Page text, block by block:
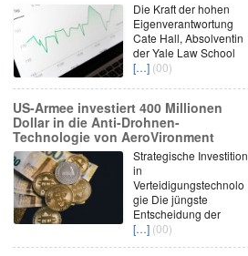
Die Kraft der hohen
Eigenverantwortung
Cate Hall, Absolventin
der Yale Law School
[…] (00)
US-Armee investiert 400 Millionen
Dollar in die Anti-Drohnen-
Technologie von AeroVironment
Strategische Investition
in
Verteidigungstechnolo
gie Die jüngste
Entscheidung der
[…] (00)